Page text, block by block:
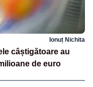
Ionuț Nichita
câștigătoare au
de euro